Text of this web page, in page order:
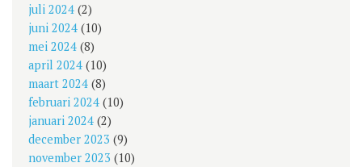
juli 2024 (2)
juni 2024 (10)
mei 2024 (8)
april 2024 (10)
maart 2024 (8)
februari 2024 (10)
januari 2024 (2)
december 2023 (9)
november 2023 (10)